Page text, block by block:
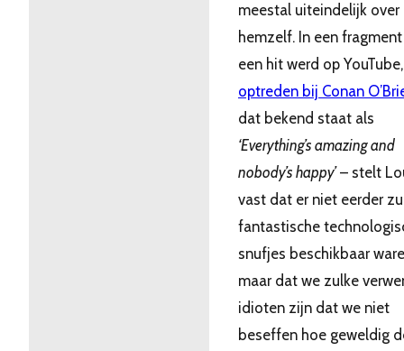
meestal uiteindelijk over
hemzelf. In een
een hit werd op
optreden bij Conan
dat bekend staat als
‘Everything’s amazing and
nobody’s happy’– stelt
vast dat er niet eerder
fantastische
snufjes beschikbaar
maar dat we zulke
idioten zijn dat we niet
beseffen hoe geweldig